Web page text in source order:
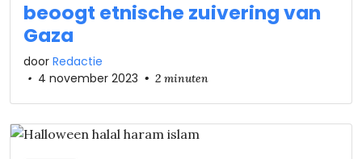
beoogt etnische zuivering van
Gaza
door Redactie
• 4 november 2023 • 2 minuten